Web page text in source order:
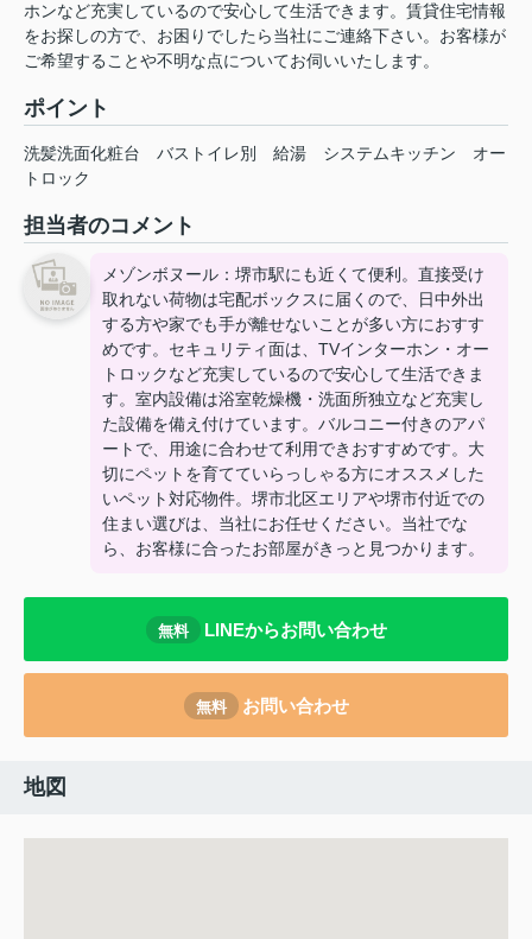
ホンなど充実しているので安心して生活できます。賃貸住宅情報
をお探しの方で、お困りでしたら当社にご連絡下さい。お客様が
ご希望することや不明な点についてお伺いいたします。
ポイント
洗髪洗面化粧台 バストイレ別 給湯 システムキッチン
オー
トロック
担当者のコメント
メゾンボヌール：堺市駅にも近くて便利。直接受け
取れない荷物は宅配ボックスに届くので、日中外出
する方や家でも手が離せないことが多い方におすす
めです。セキュリティ面は、TVインターホン・オー
トロックなど充実しているので安心して生活できま
す。室内設備は浴室乾燥機・洗面所独立など充実し
た設備を備え付けています。バルコニー付きのアパ
ートで、用途に合わせて利用できおすすめです。大
切にペットを育てていらっしゃる方にオススメした
いペット対応物件。堺市北区エリアや堺市付近での
住まい選びは、当社にお任せください。当社でな
ら、お客様に合ったお部屋がきっと見つかります。
無料 LINEからお問い合わせ
無料 お問い合わせ
地図